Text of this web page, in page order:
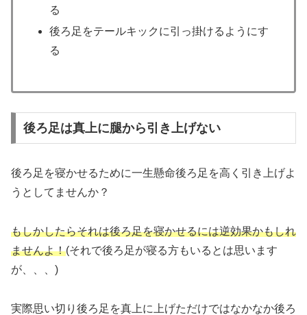
る
後ろ足をテールキックに引っ掛けるようにす
る
後ろ足は真上に腿から引き上げない
後ろ足を寝かせるために一生懸命後ろ足を高く引き上げよ
うとしてませんか？
もしかしたらそれは後ろ足を寝かせるには逆効果かもしれ
ませんよ！(それで後ろ足が寝る方もいるとは思います
が、、、)
実際思い切り後ろ足を真上に上げただけではなかなか後ろ